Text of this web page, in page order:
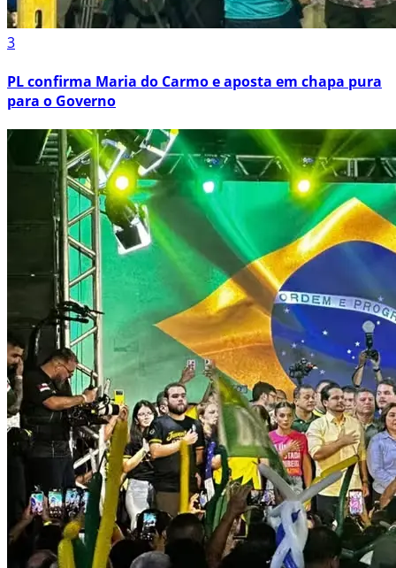
3
PL confirma Maria do Carmo e aposta em chapa pura
para o Governo